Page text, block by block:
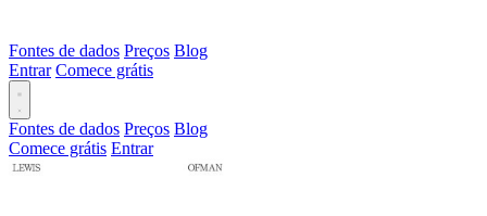
Fontes de dados Preços Blog
Entrar Comece grátis
Fontes de dados Preços Blog
Comece grátis Entrar